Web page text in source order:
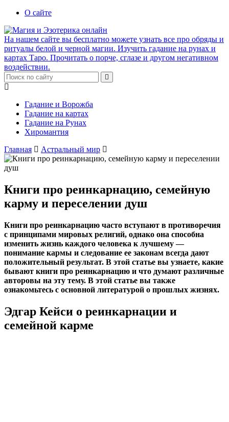
О сайте
На нашем сайте вы бесплатно можете узнать все про обряды и
ритуалы белой и черной магии. Изучить гадание на рунах и
картах Таро. Прочитать о порче, сглазе и другом негативном
воздействии.
Гадание и Ворожба
Гадание на картах
Гадание на Рунах
Хиромантия
Главная
Астральный мир
Книги про реинкарнацию, семейную
карму и переселении душ
Книги про реинкарнацию часто вступают в противоречия
с принципами мировых религий, однако она способна
изменить жизнь каждого человека к лучшему —
понимание кармы и следование ее законам всегда дают
положительный результат. В этой статье вы узнаете, какие
бывают книги про реинкарнацию и что думают различные
авторовы на эту тему. В этой статье вы также
ознакомьтесь с основной литературой о прошлых жизнях.
Эдгар Кейси о реинкарнации и
семейной карме